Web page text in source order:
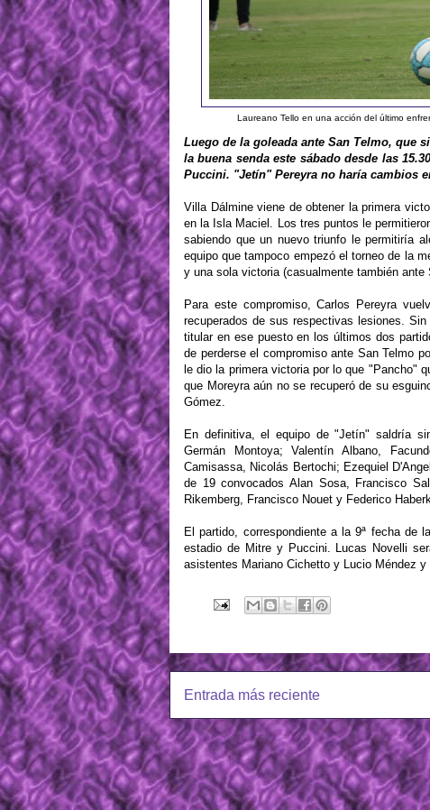
Laureano Tello en una acción del último
Luego de la goleada ante San Telmo, que
la buena senda este sábado desde las
Puccini. "Jetín" Pereyra no haría cambios
Villa Dálmine viene de obtener la primera
en la Isla Maciel. Los tres puntos le
sabiendo que un nuevo triunfo le permitiría
equipo que tampoco empezó el torneo de la
y una sola victoria (casualmente también ante
Para este compromiso, Carlos Pereyra
recuperados de sus respectivas lesiones.
titular en ese puesto en los últimos dos
de perderse el compromiso ante San Telmo
le dio la primera victoria por lo que "Pancho"
que Moreyra aún no se recuperó de su
Gómez.
En definitiva, el equipo de "Jetín" saldría
Germán Montoya; Valentín Albano,
Camisassa, Nicolás Bertochi; Ezequiel
de 19 convocados Alan Sosa, Francisco
Rikemberg, Francisco Nouet y Federico
El partido, correspondiente a la 9ª fecha de
estadio de Mitre y Puccini. Lucas Novelli
asistentes Mariano Cichetto y Lucio Méndez y
Entrada más reciente